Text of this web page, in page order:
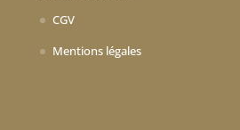
CGV
Mentions légales